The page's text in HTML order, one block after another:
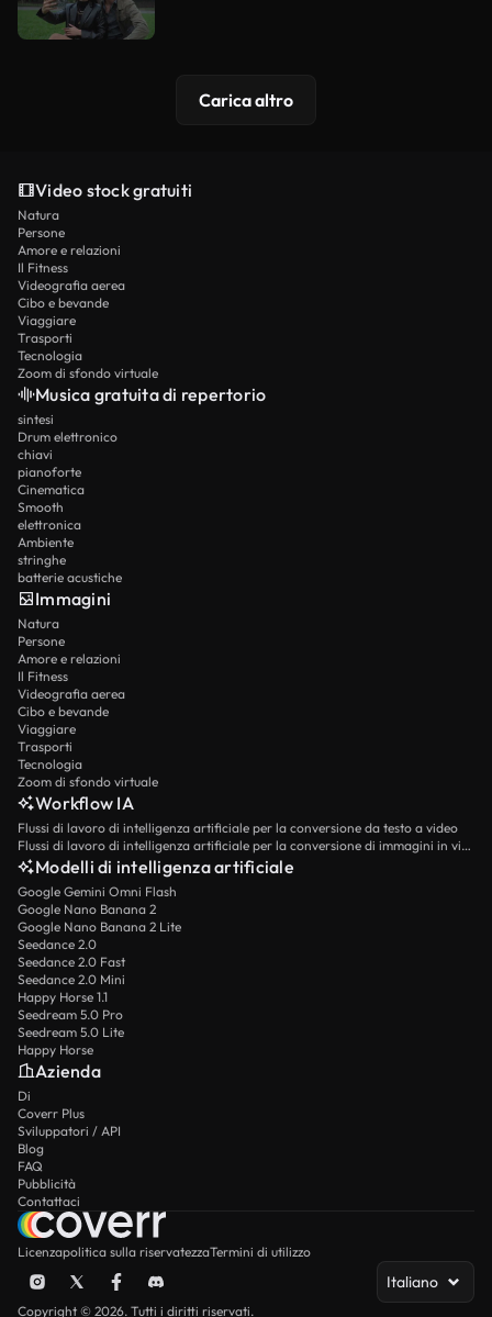
Carica altro
Video stock gratuiti
Natura
Persone
Amore e relazioni
Il Fitness
Videografia aerea
Cibo e bevande
Viaggiare
Trasporti
Tecnologia
Zoom di sfondo virtuale
Musica gratuita di repertorio
sintesi
Drum elettronico
chiavi
pianoforte
Cinematica
Smooth
elettronica
Ambiente
stringhe
batterie acustiche
Immagini
Natura
Persone
Amore e relazioni
Il Fitness
Videografia aerea
Cibo e bevande
Viaggiare
Trasporti
Tecnologia
Zoom di sfondo virtuale
Workflow IA
Flussi di lavoro di intelligenza artificiale per la conversione da testo a video
Flussi di lavoro di intelligenza artificiale per la conversione di immagini in video
Modelli di intelligenza artificiale
Google Gemini Omni Flash
Google Nano Banana 2
Google Nano Banana 2 Lite
Seedance 2.0
Seedance 2.0 Fast
Seedance 2.0 Mini
Happy Horse 1.1
Seedream 5.0 Pro
Seedream 5.0 Lite
Happy Horse
Azienda
Di
Coverr Plus
Sviluppatori / API
Blog
FAQ
Pubblicità
Contattaci
Licenzapolitica sulla riservatezzaTermini di utilizzo
Italiano
Copyright © 2026. Tutti i diritti riservati.